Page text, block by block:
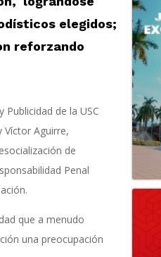
elegidos;
reforzando
de la USC
Víctor Aguirre,
de
Penal
que a menudo
una preocupación